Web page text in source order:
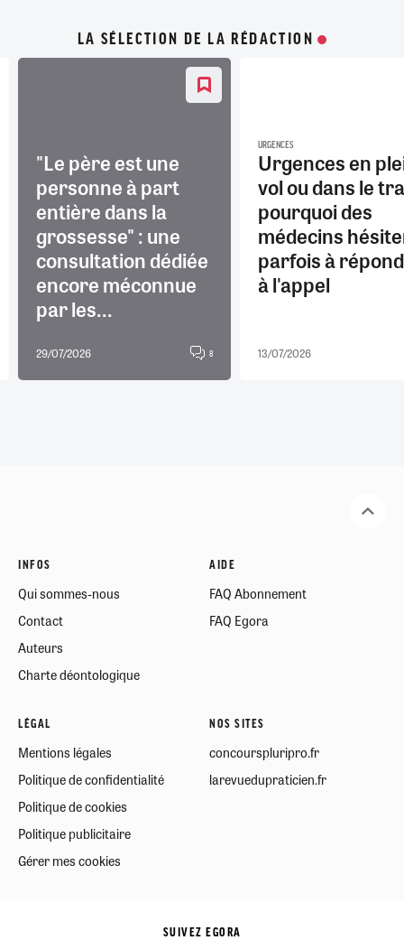
LA SÉLECTION DE LA RÉDACTION
"Le père est une
personne à part
entière dans la
grossesse" : une
consultation dédiée
encore méconnue
par les...
29/07/2026 8
URGENCES
Urgences en
vol ou dans le
pourquoi des
médecins
parfois à
à l'appel
13/07/2026
INFOS
Qui sommes-nous
Contact
Auteurs
Charte déontologique
AIDE
FAQ Abonnement
FAQ Egora
LÉGAL
Mentions légales
Politique de confidentialité
Politique de cookies
Politique publicitaire
Gérer mes cookies
NOS SITES
concourspluripro.fr
larevuedupraticien.fr
SUIVEZ EGORA